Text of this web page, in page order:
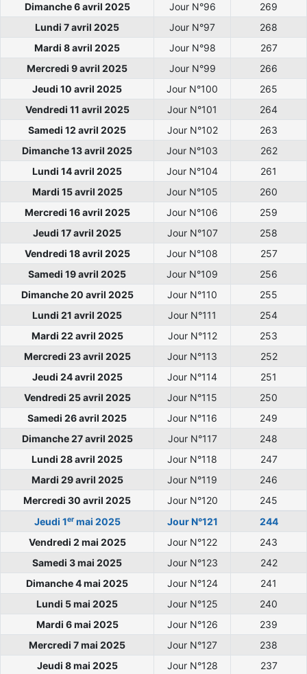
Dimanche 6 avril 2025
Jour N°96
269
Lundi 7 avril 2025
Jour N°97
268
Mardi 8 avril 2025
Jour N°98
267
Mercredi 9 avril 2025
Jour N°99
266
Jeudi 10 avril 2025
Jour N°100
265
Vendredi 11 avril 2025
Jour N°101
264
Samedi 12 avril 2025
Jour N°102
263
Dimanche 13 avril 2025
Jour N°103
262
Lundi 14 avril 2025
Jour N°104
261
Mardi 15 avril 2025
Jour N°105
260
Mercredi 16 avril 2025
Jour N°106
259
Jeudi 17 avril 2025
Jour N°107
258
Vendredi 18 avril 2025
Jour N°108
257
Samedi 19 avril 2025
Jour N°109
256
Dimanche 20 avril 2025
Jour N°110
255
Lundi 21 avril 2025
Jour N°111
254
Mardi 22 avril 2025
Jour N°112
253
Mercredi 23 avril 2025
Jour N°113
252
Jeudi 24 avril 2025
Jour N°114
251
Vendredi 25 avril 2025
Jour N°115
250
Samedi 26 avril 2025
Jour N°116
249
Dimanche 27 avril 2025
Jour N°117
248
Lundi 28 avril 2025
Jour N°118
247
Mardi 29 avril 2025
Jour N°119
246
Mercredi 30 avril 2025
Jour N°120
245
Jeudi 1ermai 2025 Jour N°121
244
Vendredi 2 mai 2025
Jour N°122
243
Samedi 3 mai 2025
Jour N°123
242
Dimanche 4 mai 2025
Jour N°124
241
Lundi 5 mai 2025
Jour N°125
240
Mardi 6 mai 2025
Jour N°126
239
Mercredi 7 mai 2025
Jour N°127
238
Jeudi 8 mai 2025
Jour N°128 237